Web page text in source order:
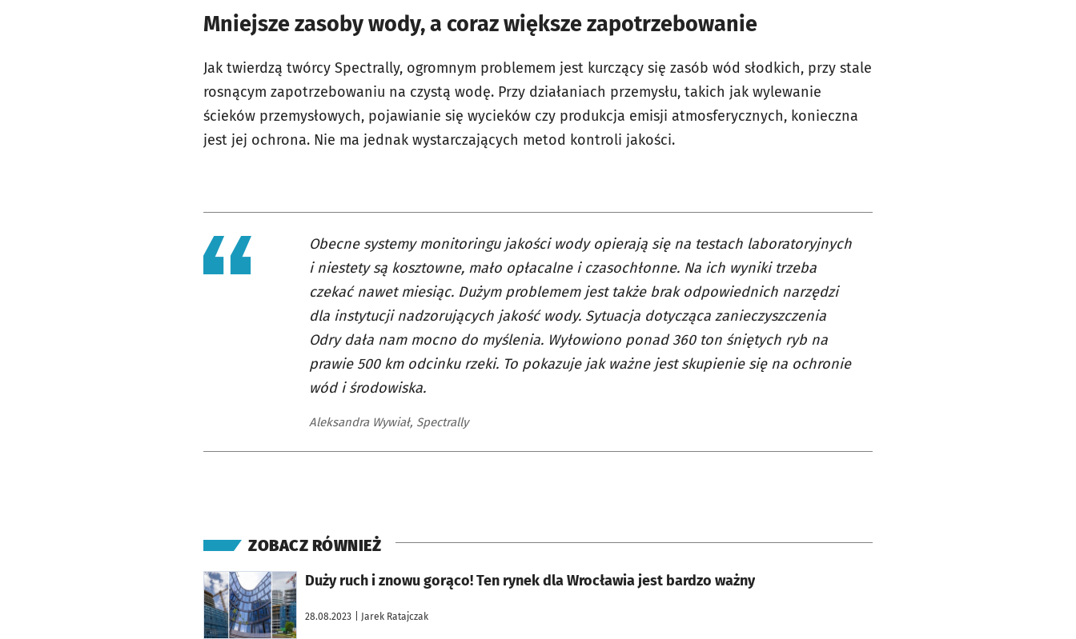
Mniejsze zasoby wody, a coraz większe zapotrzebowanie
Jak twierdzą twórcy Spectrally, ogromnym problemem jest kurczący się zasób wód słodkich, przy stale
rosnącym zapotrzebowaniu na czystą wodę. Przy działaniach przemysłu, takich jak wylewanie
ścieków przemysłowych, pojawianie się wycieków czy produkcja emisji atmosferycznych, konieczna
jest jej ochrona. Nie ma jednak wystarczających metod kontroli jakości.
Obecne systemy monitoringu jakości wody opierają się na testach laboratoryjnych
i niestety są kosztowne, mało opłacalne i czasochłonne. Na ich wyniki trzeba
czekać nawet miesiąc. Dużym problemem jest także brak odpowiednich narzędzi
dla instytucji nadzorujących jakość wody. Sytuacja dotycząca zanieczyszczenia
Odry dała nam mocno do myślenia. Wyłowiono ponad 360 ton śniętych ryb na
prawie 500 km odcinku rzeki. To pokazuje jak ważne jest skupienie się na ochronie
wód i środowiska.
Aleksandra Wywiał, Spectrally
ZOBACZ RÓWNIEŻ
Duży ruch i znowu gorąco! Ten rynek dla Wrocławia jest bardzo ważny
28.08.2023 | Jarek Ratajczak
otworzy się w nowej karcie